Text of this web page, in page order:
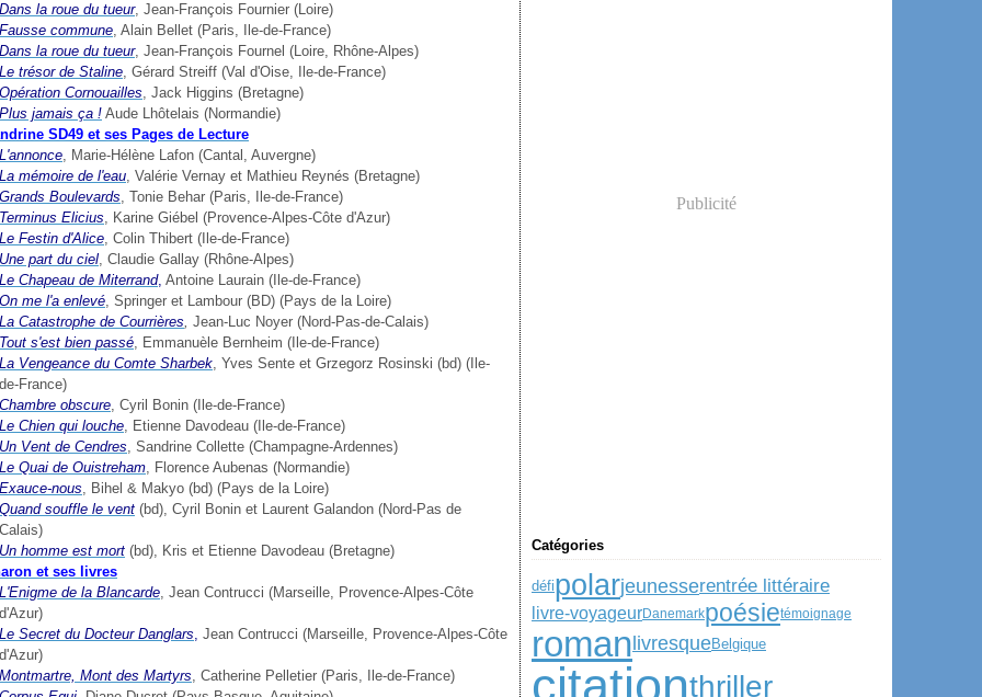
Dans la roue du tueur, Jean-François Fournier (Loire)
Fausse commune, Alain Bellet (Paris, Ile-de-France)
Dans la roue du tueur, Jean-François Fournel (Loire, Rhône-Alpes)
Le trésor de Staline, Gérard Streiff (Val d'Oise, Ile-de-France)
Opération Cornouailles, Jack Higgins (Bretagne)
Plus jamais ça ! Aude Lhôtelais (Normandie)
SD49 et ses Pages de Lecture
L'annonce, Marie-Hélène Lafon (Cantal, Auvergne)
La mémoire de l'eau, Valérie Vernay et Mathieu Reynés (Bretagne)
Grands Boulevards, Tonie Behar (Paris, Ile-de-France)
Terminus Elicius, Karine Giébel (Provence-Alpes-Côte d'Azur)
Le Festin d'Alice, Colin Thibert (Ile-de-France)
Une part du ciel, Claudie Gallay (Rhône-Alpes)
Le Chapeau de Miterrand, Antoine Laurain (Ile-de-France)
On me l'a enlevé, Springer et Lambour (BD) (Pays de la Loire)
La Catastrophe de Courrières, Jean-Luc Noyer (Nord-Pas-de-Calais)
Tout s'est bien passé, Emmanuèle Bernheim (Ile-de-France)
La Vengeance du Comte Sharbek, Yves Sente et Grzegorz Rosinski (bd) (Ile-
de-France)
Chambre obscure, Cyril Bonin (Ile-de-France)
Le Chien qui louche, Etienne Davodeau (Ile-de-France)
Un Vent de Cendres, Sandrine Collette (Champagne-Ardennes)
Le Quai de Ouistreham, Florence Aubenas (Normandie)
Exauce-nous, Bihel & Makyo (bd) (Pays de la Loire)
Quand souffle le vent (bd), Cyril Bonin et Laurent Galandon (Nord-Pas de
Calais)
Un homme est mort (bd), Kris et Etienne Davodeau (Bretagne)
et ses livres
L'Enigme de la Blancarde, Jean Contrucci (Marseille, Provence-Alpes-Côte
d'Azur)
Le Secret du Docteur Danglars, Jean Contrucci (Marseille, Provence-Alpes-Côte
d'Azur)
Montmartre, Mont des Martyrs, Catherine Pelletier (Paris, Ile-de-France)
Publicité
Catégories
défipolarjeunesserentrée littéraire
livre-voyageurDanemarkpoésietémoignage
roman livresqueBelgique
citationthriller